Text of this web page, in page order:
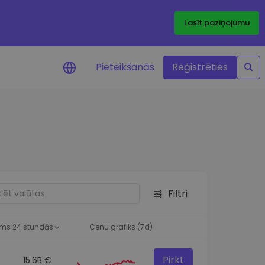
Lasīt paziņojumu
Pieteikšanās Reģistrēties
Filtri
24 stundās Cenu grafiks (7d)
15.6B € Pirkt